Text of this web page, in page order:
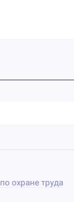
охране труда